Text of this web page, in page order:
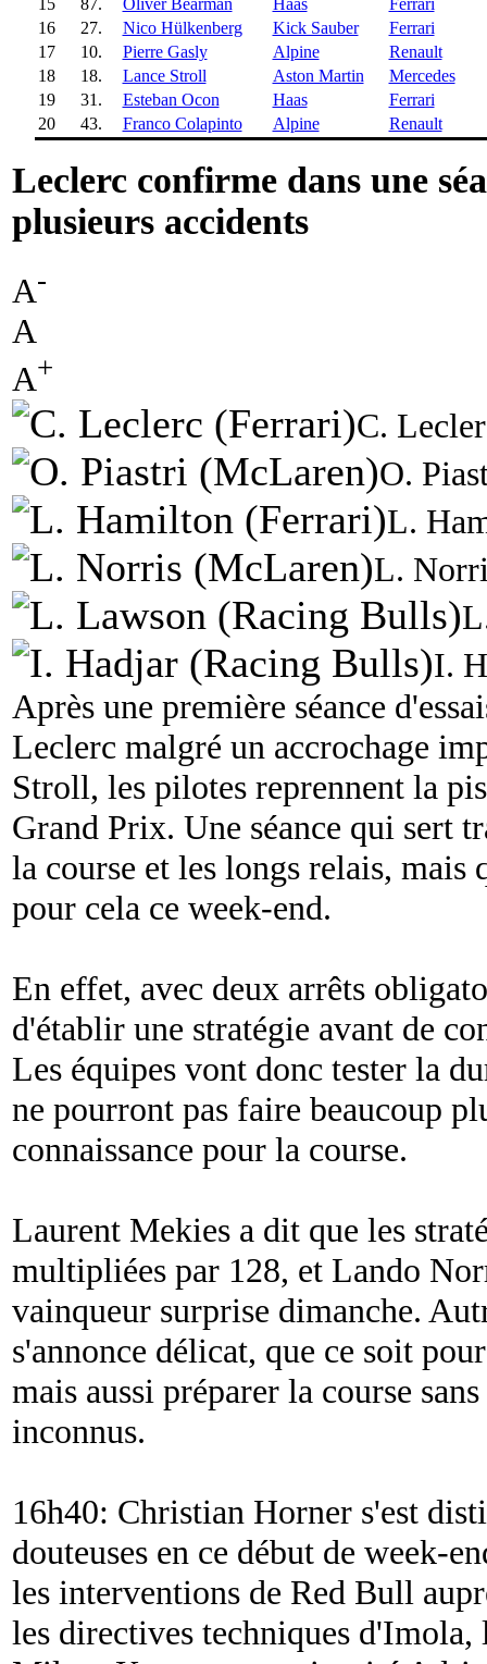
16
27. Nico Hülkenberg Kick Sauber
Ferrari
17
10. Pierre Gasly Alpine
Renault
18
18. Lance Stroll Aston Martin
Mercedes
19
31. Esteban Ocon Haas
Ferrari
20
43. Franco Colapinto Alpine Renault
Leclerc confirme dans une
plusieurs accidents
A-
A
A+
C.
O.
L.
L.
I.
Après une première séance
Leclerc malgré un accrochage
Stroll, les pilotes reprennent la
Grand Prix. Une séance qui sert
la course et les longs relais,
pour cela ce week-end.
En effet, avec deux arrêts
d'établir une stratégie avant de
Les équipes vont donc tester la
ne pourront pas faire beaucoup
connaissance pour la course.
Laurent Mekies a dit que les
multipliées par 128, et Lando
vainqueur surprise dimanche.
s'annonce délicat, que ce soit
mais aussi préparer la course
inconnus.
16h40: Christian Horner s'est
douteuses en ce début de week-
les interventions de Red Bull
les directives techniques d'Imola,